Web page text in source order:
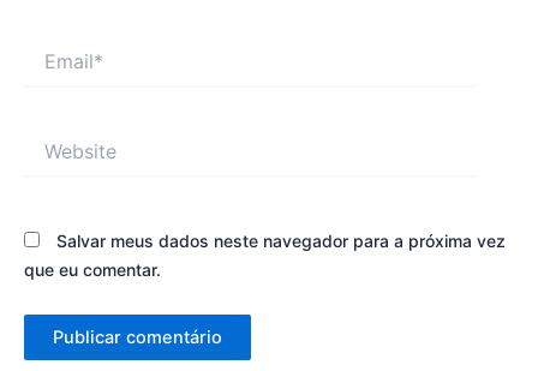
Salvar meus dados neste navegador para a próxima vez
que eu comentar.